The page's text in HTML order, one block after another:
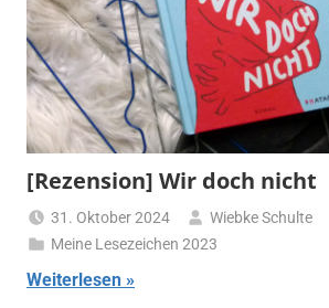
[Rezension] Wir doch nicht
31. Oktober 2024
Wiebke Schulte
Meine Lesezeichen 2023
Weiterlesen